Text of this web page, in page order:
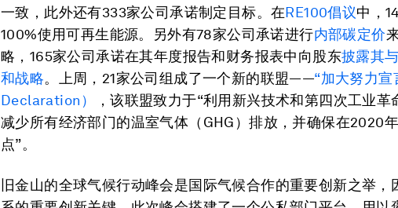
一致，此外还有333家公司承诺制定目标。在RE100倡议中，
100%使用可再生能源。另外有78家公司承诺进行内部碳定价
略，165家公司承诺在其年度报告和财务报表中向股东披露其
和战略。上周，21家公司组成了一个新的联盟——“加大努力
Declaration）
，该联盟致力于“利用新兴技术和第四次工业革
减少所有经济部门的温室气体（GHG）排放，并确保在2020
点”。
旧金山的全球气候行动峰会是国际气候合作的重要创新之举，